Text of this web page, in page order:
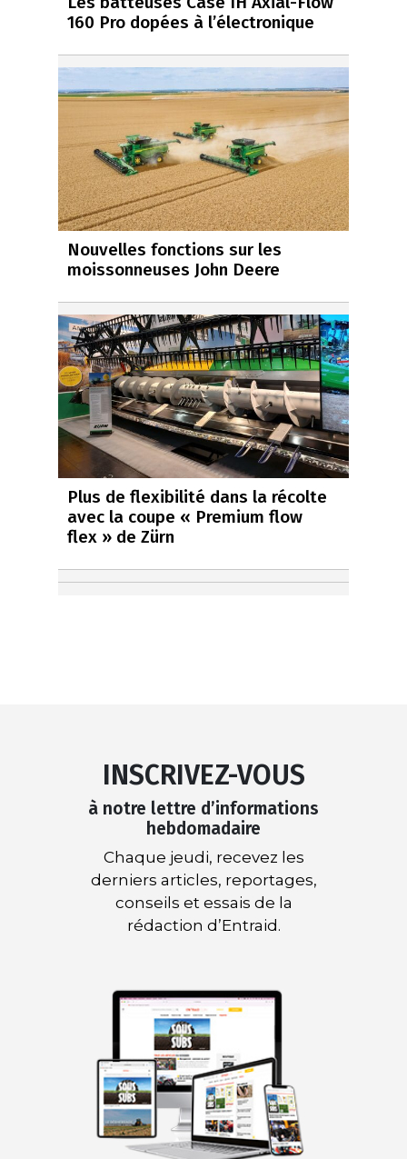
160 Pro dopées à l’électronique
Nouvelles fonctions sur les
moissonneuses John Deere
Plus de flexibilité dans la récolte
avec la coupe « Premium flow
flex » de Zürn
INSCRIVEZ-VOUS
à notre lettre d’informations
hebdomadaire
Chaque jeudi, recevez les
derniers articles, reportages,
conseils et essais de la
rédaction d’Entraid.